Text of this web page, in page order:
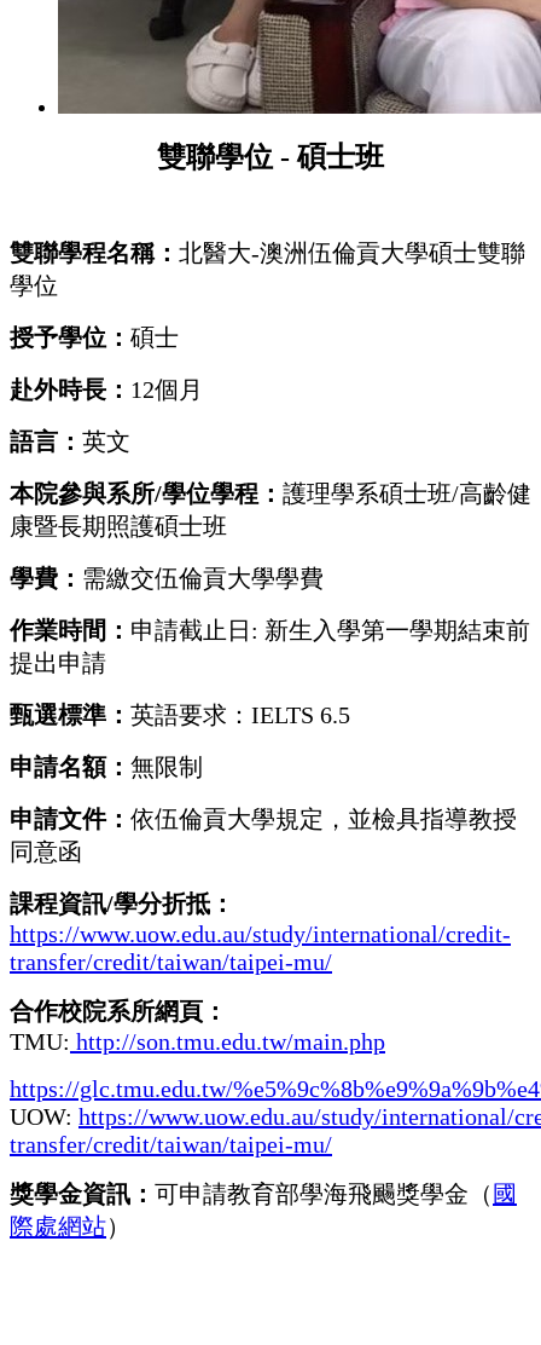
雙聯學位 -碩士班
雙聯學程名稱： 北醫大-澳洲伍倫貢大學碩士雙聯
學位
授予學位： 碩士
赴外時長： 12個月
語言： 英文
本院參與系所/學位學程： 護理學系碩士班/高齡健
康暨長期照護碩士班
學費： 需繳交伍倫貢大學學費
作業時間： 申請截止日 : 新生入學第一學期結束前
提出申請
甄選標準： 英語要求： IELTS 6.5
申請名額： 無限制
申請文件： 依伍倫貢大學規定，並檢具指導教授
同意函
課程資訊/學分折抵：
https://www.uow.edu.au/study/international/credit-
transfer/credit/taiwan/taipei-mu/
合作校院系所網頁：
TMU: http://son.tmu.edu.tw/main.php
https://glc.tmu.edu.tw/
UOW: https://www.uow.edu.au/study/international/
transfer/credit/taiwan/taipei-mu/
獎學金資訊： 可申請教育部學海飛颺獎學金（ 國
際處網站）